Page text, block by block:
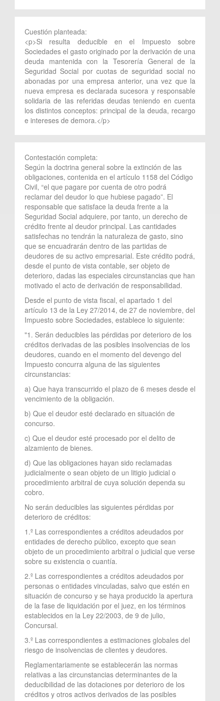
Cuestión planteada:
<p>Si resulta deducible en el Impuesto sobre
Sociedades el gasto originado por la derivación de una
deuda mantenida con la Tesorería General de la
Seguridad Social por cuotas de seguridad social no
abonadas por una empresa anterior, una vez que la
nueva empresa es declarada sucesora y responsable
solidaria de las referidas deudas teniendo en cuenta
los distintos conceptos: principal de la deuda, recargo
e intereses de demora.</p>
Contestación completa:
Según la doctrina general sobre la extinción de las
obligaciones, contenida en el artículo 1158 del Código
Civil, “el que pagare por cuenta de otro podrá
reclamar del deudor lo que hubiese pagado”. El
responsable que satisface la deuda frente a la
Seguridad Social adquiere, por tanto, un derecho de
crédito frente al deudor principal. Las cantidades
satisfechas no tendrán la naturaleza de gasto, sino
que se encuadrarán dentro de las partidas de
deudores de su activo empresarial. Este crédito podrá,
desde el punto de vista contable, ser objeto de
deterioro, dadas las especiales circunstancias que han
motivado el acto de derivación de responsabilidad.
Desde el punto de vista fiscal, el apartado 1 del
artículo 13 de la Ley 27/2014, de 27 de noviembre, del
Impuesto sobre Sociedades, establece lo siguiente:
"1. Serán deducibles las pérdidas por deterioro de los
créditos derivadas de las posibles insolvencias de los
deudores, cuando en el momento del devengo del
Impuesto concurra alguna de las siguientes
circunstancias:
a) Que haya transcurrido el plazo de 6 meses desde el
vencimiento de la obligación.
b) Que el deudor esté declarado en situación de
concurso.
c) Que el deudor esté procesado por el delito de
alzamiento de bienes.
d) Que las obligaciones hayan sido reclamadas
judicialmente o sean objeto de un litigio judicial o
procedimiento arbitral de cuya solución dependa su
cobro.
No serán deducibles las siguientes pérdidas por
deterioro de créditos:
1.º Las correspondientes a créditos adeudados por
entidades de derecho público, excepto que sean
objeto de un procedimiento arbitral o judicial que verse
sobre su existencia o cuantía.
2.º Las correspondientes a créditos adeudados por
personas o entidades vinculadas, salvo que estén en
situación de concurso y se haya producido la apertura
de la fase de liquidación por el juez, en los términos
establecidos en la Ley 22/2003, de 9 de julio,
Concursal.
3.º Las correspondientes a estimaciones globales del
riesgo de insolvencias de clientes y deudores.
Reglamentariamente se establecerán las normas
relativas a las circunstancias determinantes de la
deducibilidad de las dotaciones por deterioro de los
créditos y otros activos derivados de las posibles